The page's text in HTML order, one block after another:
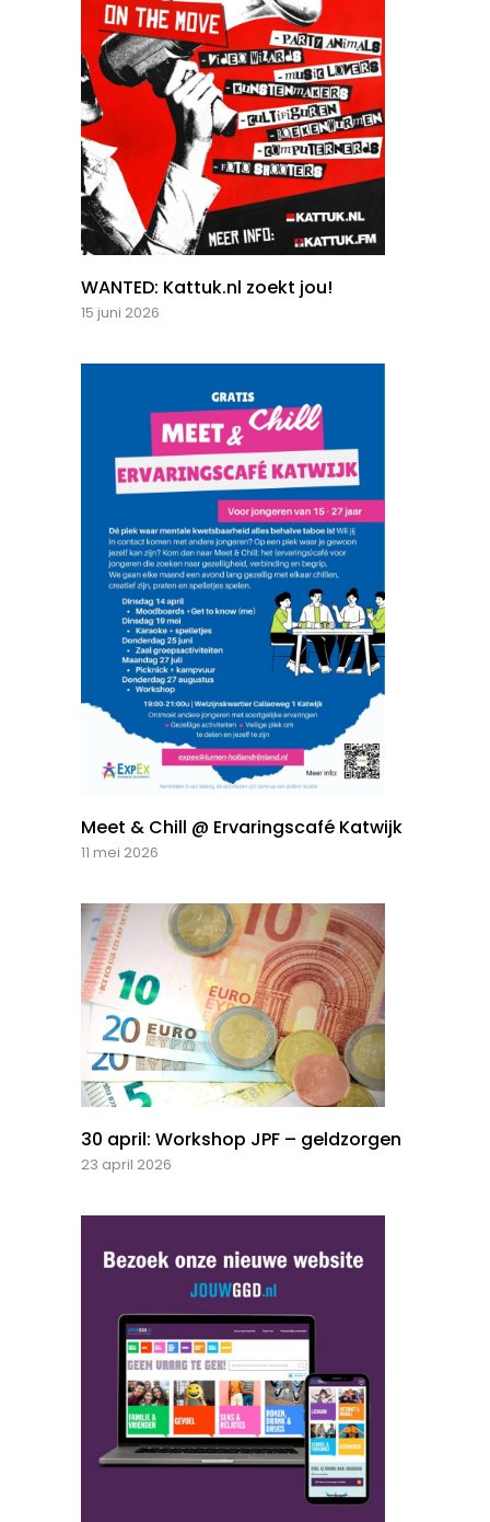
WANTED: Kattuk.nl zoekt jou!
15 juni 2026
Meet & Chill @ Ervaringscafé Katwijk
11 mei 2026
30 april: Workshop JPF – geldzorgen
23 april 2026